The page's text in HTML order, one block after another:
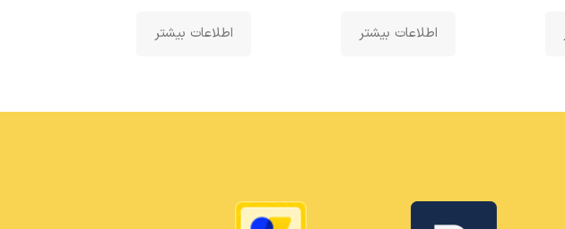
اطلاعات بیشتر اطلاعات بیشتر